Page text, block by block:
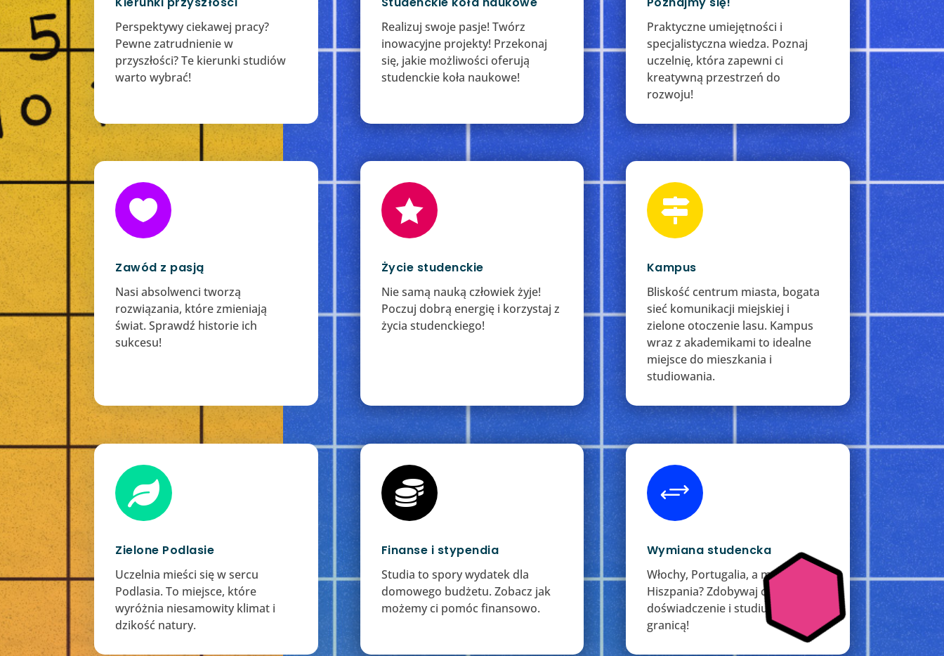
Perspektywy ciekawej pracy?
Pewne zatrudnienie w
przyszłości? Te kierunki studiów
warto wybrać!
Realizuj swoje pasje! Twórz
inowacyjne projekty! Przekonaj
się, jakie możliwości oferują
studenckie koła naukowe!
Praktyczne umiejętności i
specjalistyczna wiedza. Poznaj
uczelnię, która zapewni ci
kreatywną przestrzeń do
rozwoju!

Zawód z pasją
Nasi absolwenci tworzą
rozwiązania, które zmieniają
świat. Sprawdź historie ich
sukcesu!

Życie studenckie
Nie samą nauką człowiek żyje!
Poczuj dobrą energię i korzystaj z
życia studenckiego!

Kampus
Bliskość centrum miasta, bogata
sieć komunikacji miejskiej i
zielone otoczenie lasu. Kampus
wraz z akademikami to idealne
miejsce do mieszkania i
studiowania.

Zielone Podlasie
Uczelnia mieści się w sercu
Podlasia. To miejsce, które
wyróżnia niesamowity klimat i
dzikość natury.

Finanse i stypendia
Studia to spory wydatek dla
domowego budżetu. Zobacz jak
możemy ci pomóc finansowo.
+
Wymiana studencka
Włochy, Portugalia, a może
Hiszpania? Zdobywaj cenne
doświadczenie i studiuj za
granicą!